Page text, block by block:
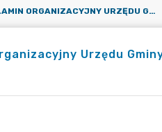
REGULAMIN ORGANIZACYJNY URZĘDU GMINY W BORONOWIE
Urzędu